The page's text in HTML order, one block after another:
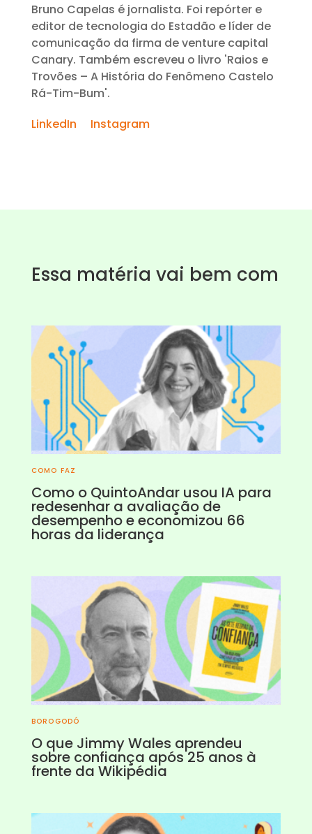
Bruno Capelas é jornalista. Foi repórter e
editor de tecnologia do Estadão e líder de
comunicação da firma de venture capital
Canary. Também escreveu o livro 'Raios e
Trovões – A História do Fenômeno Castelo
Rá-Tim-Bum'.
LinkedIn
Instagram
Essa matéria vai bem com
COMO FAZ
Como o QuintoAndar usou IA para
redesenhar a avaliação de
desempenho e economizou 66
horas da liderança
BOROGODÓ
O que Jimmy Wales aprendeu
sobre confiança após 25 anos à
frente da Wikipédia